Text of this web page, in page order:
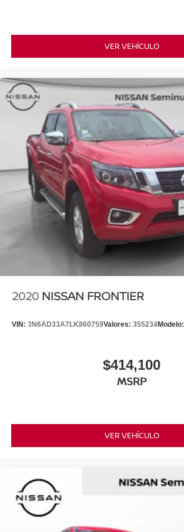
VER VEHÍCULO
2020 NISSAN FRONTIER
VIN: 3N6AD33A7LK860759Valores: 355234Modelo:
$414,100
MSRP
VER VEHÍCULO